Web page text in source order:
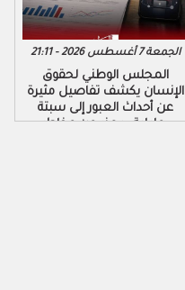
الجمعة 7 أغسطس 2026 - 21:11
المجلس الوطني لحقوق
الإنسان يكشف تفاصيل مثيرة
عن أحداث العبور إلى سبتة
ومليلية ويحذر من مخاطر